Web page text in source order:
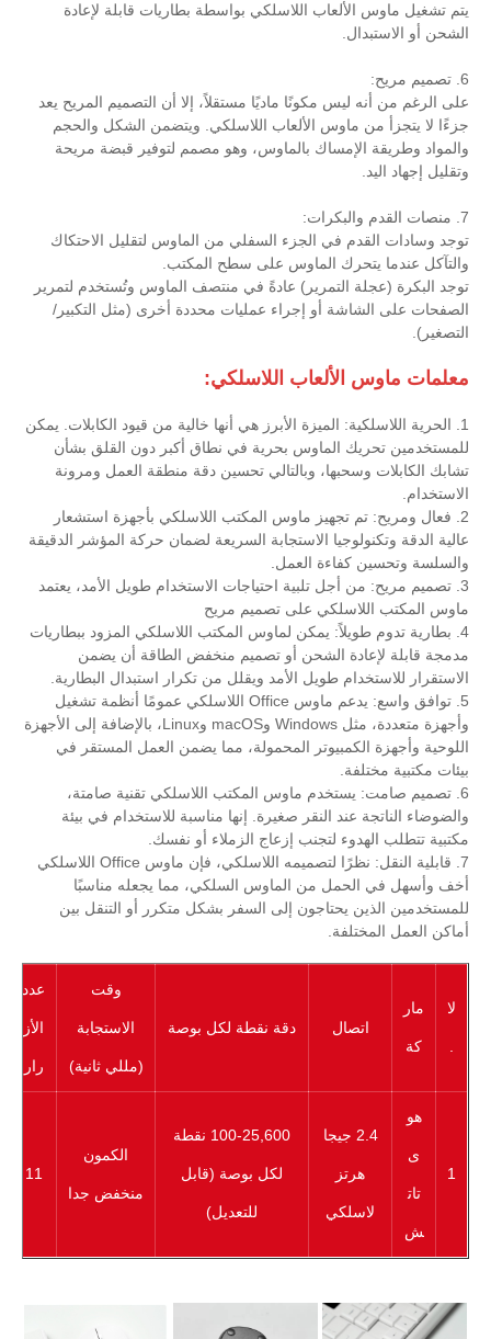
يتم تشغيل ماوس الألعاب اللاسلكي بواسطة بطاريات قابلة لإعادة
الشحن أو الاستبدال.
6. تصميم مريح:
على الرغم من أنه ليس مكونًا ماديًا مستقلاً، إلا أن التصميم المريح يعد
جزءًا لا يتجزأ من ماوس الألعاب اللاسلكي. ويتضمن الشكل والحجم
والمواد وطريقة الإمساك بالماوس، وهو مصمم لتوفير قبضة مريحة
وتقليل إجهاد اليد.
7. منصات القدم والبكرات:
توجد وسادات القدم في الجزء السفلي من الماوس لتقليل الاحتكاك
والتآكل عندما يتحرك الماوس على سطح المكتب.
توجد البكرة (عجلة التمرير) عادةً في منتصف الماوس وتُستخدم لتمرير
الصفحات على الشاشة أو إجراء عمليات محددة أخرى (مثل التكبير/
التصغير).
معلمات ماوس الألعاب اللاسلكي:
1. الحرية اللاسلكية: الميزة الأبرز هي أنها خالية من قيود الكابلات. يمكن
للمستخدمين تحريك الماوس بحرية في نطاق أكبر دون القلق بشأن
تشابك الكابلات وسحبها، وبالتالي تحسين دقة منطقة العمل ومرونة
الاستخدام.
2. فعال ومريح: تم تجهيز ماوس المكتب اللاسلكي بأجهزة استشعار
عالية الدقة وتكنولوجيا الاستجابة السريعة لضمان حركة المؤشر الدقيقة
والسلسة وتحسين كفاءة العمل.
3. تصميم مريح: من أجل تلبية احتياجات الاستخدام طويل الأمد، يعتمد
ماوس المكتب اللاسلكي على تصميم مريح
4. بطارية تدوم طويلاً: يمكن لماوس المكتب اللاسلكي المزود ببطاريات
مدمجة قابلة لإعادة الشحن أو تصميم منخفض الطاقة أن يضمن
الاستقرار للاستخدام طويل الأمد ويقلل من تكرار استبدال البطارية.
5. توافق واسع: يدعم ماوس Office اللاسلكي عمومًا أنظمة تشغيل
وأجهزة متعددة، مثل Windows وmacOS وLinux، بالإضافة إلى الأجهزة
اللوحية وأجهزة الكمبيوتر المحمولة، مما يضمن العمل المستقر في
بيئات مكتبية مختلفة.
6. تصميم صامت: يستخدم ماوس المكتب اللاسلكي تقنية صامتة،
والضوضاء الناتجة عند النقر صغيرة. إنها مناسبة للاستخدام في بيئة
مكتبية تتطلب الهدوء لتجنب إزعاج الزملاء أو نفسك.
7. قابلية النقل: نظرًا لتصميمه اللاسلكي، فإن ماوس Office اللاسلكي
أخف وأسهل في الحمل من الماوس السلكي، مما يجعله مناسبًا
للمستخدمين الذين يحتاجون إلى السفر بشكل متكرر أو التنقل بين
أماكن العمل المختلفة.
لا مار
كة
اتصال دقة نقطة لكل بوصة
وقت
الاستجابة
(مللي ثانية)
عدد
الأز
رار
1
هو
ى
تات
ش
2.4 جيجا
هرتز
لاسلكي
100-25,600 نقطة
لكل بوصة (قابل
للتعديل)
الكمون
منخفض جدا
11